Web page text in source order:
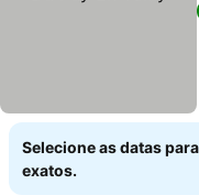
Selecione as datas
exatos.